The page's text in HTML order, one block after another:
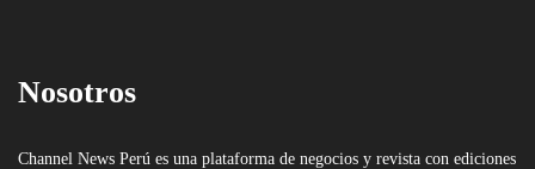
Nosotros
Channel News Perú es una plataforma de negocios y revista con ediciones